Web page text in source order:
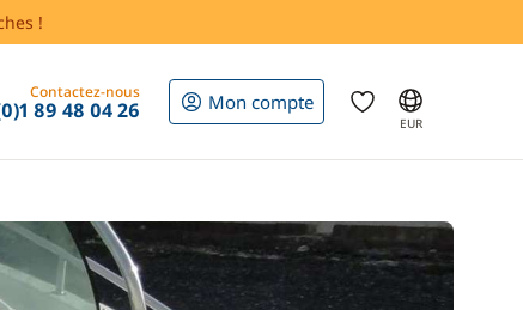
!
Contactez-nous
89 48 04 26 Mon compte
EUR